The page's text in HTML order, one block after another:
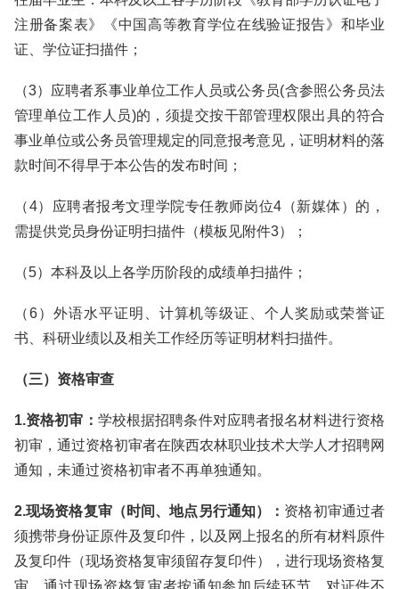
注册备案表》《中国高等教育学位在线验证报告》和毕业
证、学位证扫描件；
（3）应聘者系事业单位工作人员或公务员(含参照公务员法
管理单位工作人员)的，须提交按干部管理权限出具的符合
事业单位或公务员管理规定的同意报考意见，证明材料的落
款时间不得早于本公告的发布时间；
（4）应聘者报考文理学院专任教师岗位4（新媒体）的，
需提供党员身份证明扫描件（模板见附件3）；
（5）本科及以上各学历阶段的成绩单扫描件；
（6）外语水平证明、计算机等级证、个人奖励或荣誉证
书、科研业绩以及相关工作经历等证明材料扫描件。
（三）资格审查
1.资格初审： 学校根据招聘条件对应聘者报名材料进行资格
初审，通过资格初审者在陕西农林职业技术大学人才招聘网
通知，未通过资格初审者不再单独通知。
2.现场资格复审（时间、地点另行通知）： 资格初审通过者
须携带身份证原件及复印件，以及网上报名的所有材料原件
及复印件（现场资格复审须留存复印件），进行现场资格复
审。通过现场资格复审者按通知参加后续环节。对证件不